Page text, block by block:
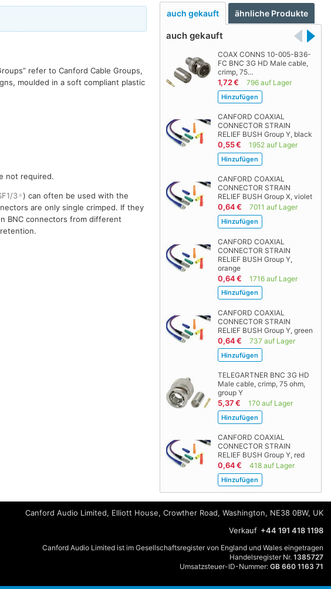
auch gekauft ähnliche Produkte
auch gekauft
COAX CONNS 10-005-B36-
FC BNC 3G HD Male cable,
crimp, 75…
1,72 € 796 auf Lager
CANFORD COAXIAL
CONNECTOR STRAIN
RELIEF BUSH Group Y, black
0,55 € 1952 auf Lager
CANFORD COAXIAL
CONNECTOR STRAIN
RELIEF BUSH Group X, violet
0,64 € 7011 auf Lager
CANFORD COAXIAL
CONNECTOR STRAIN
RELIEF BUSH Group Y,
orange
0,64 € 1716 auf Lager
CANFORD COAXIAL
CONNECTOR STRAIN
RELIEF BUSH Group Y, green
0,64 € 737 auf Lager
TELEGARTNER BNC 3G HD
Male cable, crimp, 75 ohm,
group Y
5,37 € 170 auf Lager
CANFORD COAXIAL
CONNECTOR STRAIN
RELIEF BUSH Group Y, red
0,64 € 418 auf Lager
refer to Canford Cable Groups,
moulded in a soft compliant plastic
not required.
3 ) can often be used with the
are only single crimped. If they
BNC connectors from different
Canford Audio Limited, Elliott House, Crowther Road, Washington, NE38 0BW, UK
Verkauf +44 191 418 1198
Canford Audio Limited ist im Gesellschaftsregister von England und Wales eingetragen
Handelsregister Nr. 1385727
Umsatzsteuer-ID-Nummer: GB 660 1163 71